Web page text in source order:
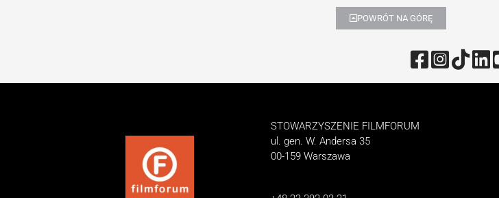
POWRÓT NA GÓRĘ
STOWARZYSZENIE FILMFORUM
ul. gen. W. Andersa 35
00-159 Warszawa